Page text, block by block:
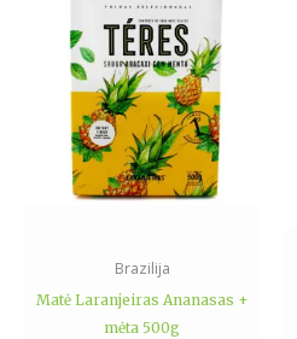
Brazilija
Matė Laranjeiras Ananasas +
mėta 500g